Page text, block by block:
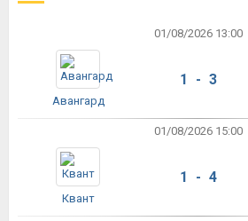
01/08/2026 13:00
Авангард
1 - 3
01/08/2026 15:00
Квант
1 - 4